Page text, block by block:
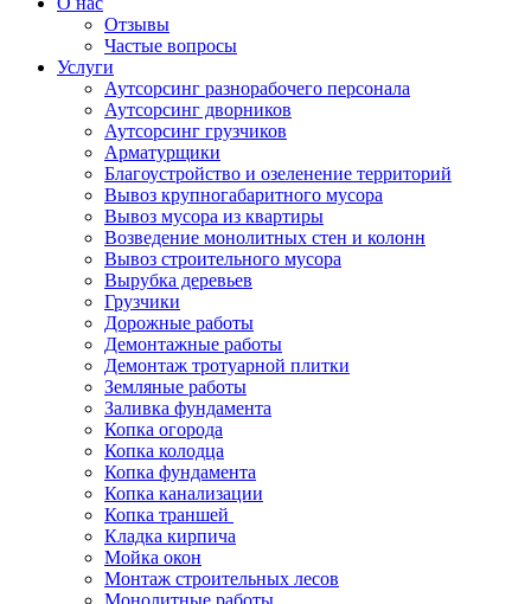
Отзывы
Частые вопросы
Услуги
Аутсорсинг разнорабочего персонала
Аутсорсинг дворников
Аутсорсинг грузчиков
Арматурщики
Благоустройство и озеленение территорий
Вывоз крупногабаритного мусора
Вывоз мусора из квартиры
Возведение монолитных стен и колонн
Вывоз строительного мусора
Вырубка деревьев
Грузчики
Дорожные работы
Демонтажные работы
Демонтаж тротуарной плитки
Земляные работы
Заливка фундамента
Копка огорода
Копка колодца
Копка фундамента
Копка канализации
Копка траншей
Кладка кирпича
Мойка окон
Монтаж строительных лесов
Монолитные работы